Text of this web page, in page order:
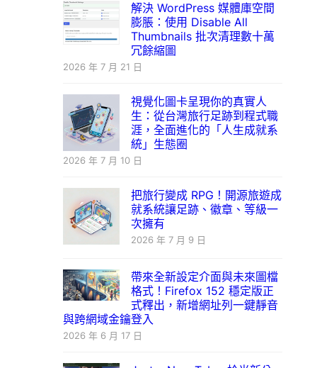
解決 WordPress 媒體庫空間
膨脹：使用 Disable All
Thumbnails 批次清理數十萬
冗餘縮圖
2026 年 7 月 21 日
視覺化圖卡呈現你的真實人
生：從台灣旅行足跡到程式職
涯，全面進化的「人生成就系
統」生態圈
2026 年 7 月 10 日
把旅行變成 RPG！開源旅遊成
就系統讓足跡、徽章、等級一
次擁有
2026 年 7 月 9 日
帶來全新設定介面與未來圖檔
格式！Firefox 152 穩定版正
式釋出，新增網址列一鍵靜音
與跨網域金鑰登入
2026 年 6 月 17 日